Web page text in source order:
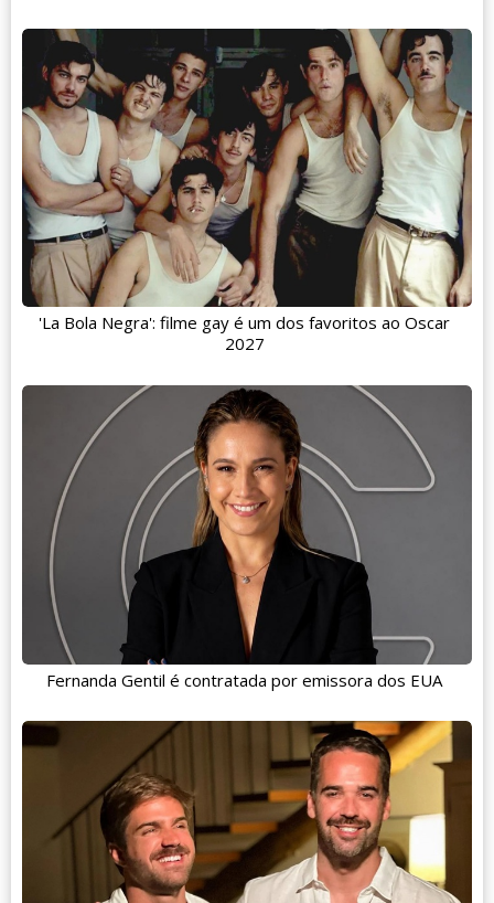
'La Bola Negra': filme gay é um dos favoritos ao Oscar
2027
Fernanda Gentil é contratada por emissora dos EUA